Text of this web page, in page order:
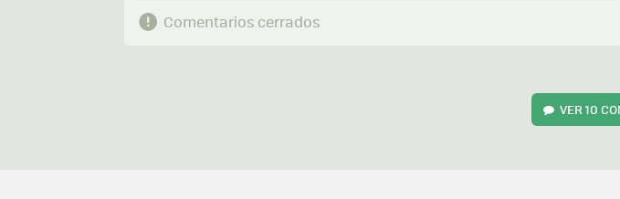
Comentarios cerrados
VER 10